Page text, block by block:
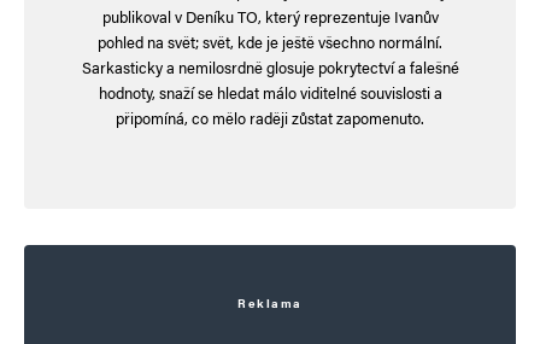
cena pár halířů kWh a posbírané po
tisícovkách od našich samoživitelek)
nemůže dovolit!
Robo
publikoval v Deníku TO, který reprezentuje Ivanův
pohled na svět; svět, kde je ještě všechno normální.
Sarkasticky a nemilosrdně glosuje pokrytectví a falešné
hodnoty, snaží se hledat málo viditelné souvislosti a
připomíná, co mělo raději zůstat zapomenuto.
Reklama